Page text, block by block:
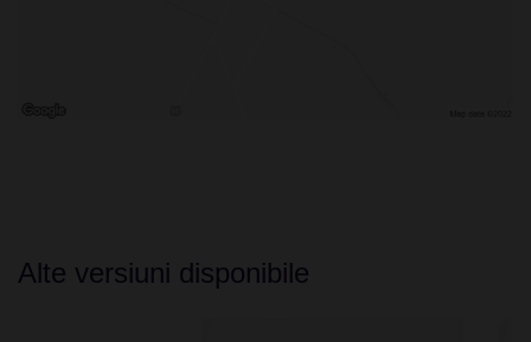
Alte versiuni disponibile